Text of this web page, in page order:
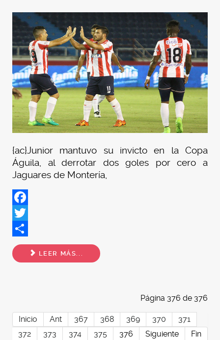
{ac}Junior mantuvo su invicto en la Copa
Águila, al derrotar dos goles por cero a
Jaguares de Montería,
Facebook
Twitter
Share
LEER MÁS...
Página 376 de 376
Inicio Ant 367 368 369 370
371
372
373 374 375 376 Siguiente Fin